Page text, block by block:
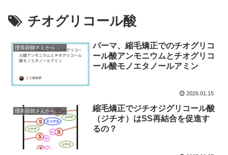
チオグリコール酸
理美容師さんからの質問
パーマ、縮毛矯正でのチオグリコ
ール酸アンモニウムとチオグリコ
ール酸モノエタノールアミン
2026.01.15
理美容師さんからの質問
縮毛矯正でジチオジグリコール酸
（ジチオ）はSS再結合を促進す
るの？